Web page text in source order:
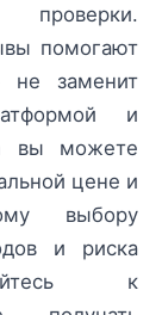
проверки.
помогают
не заменит
и
вы можете
цене и
выбору
и риска
к